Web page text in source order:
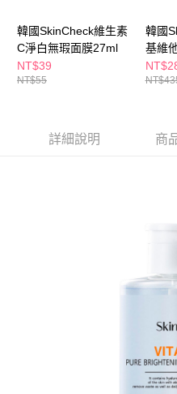
客戶支援中心」https://
【注意事項】
１．透過由恩沛科技股份有限公司提
https://aftee.tw/terms/#terms3
每筆NT$65，滿NT$490(含以上
7-11取貨付款
每筆NT$65，滿NT$490(含以上)
每筆NT$65，滿NT$490(含以上)
韓國SkinCheck維生素
C淨白無瑕面膜27ml
NT$39
NT$55
韓國
基維
詳細說明 商